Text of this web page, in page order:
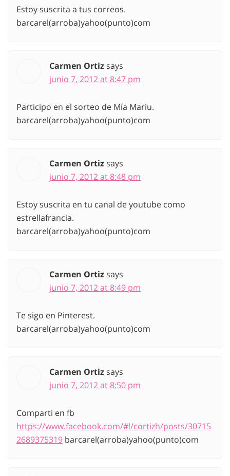
Estoy suscrita a tus correos.
barcarel(arroba)yahoo(punto)com
Carmen Ortizsays
junio 7, 2012 at 8:47 pm
Participo en el sorteo de Mía Mariu.
barcarel(arroba)yahoo(punto)com
Carmen Ortizsays
junio 7, 2012 at 8:48 pm
Estoy suscrita en tu canal de youtube como
estrellafrancia.
barcarel(arroba)yahoo(punto)com
Carmen Ortizsays
junio 7, 2012 at 8:49 pm
Te sigo en Pinterest.
barcarel(arroba)yahoo(punto)com
Carmen Ortizsays
junio 7, 2012 at 8:50 pm
Comparti en fb
https://www.facebook.com/#!/cortizh/posts/30715
2689375319 barcarel(arroba)yahoo(punto)com